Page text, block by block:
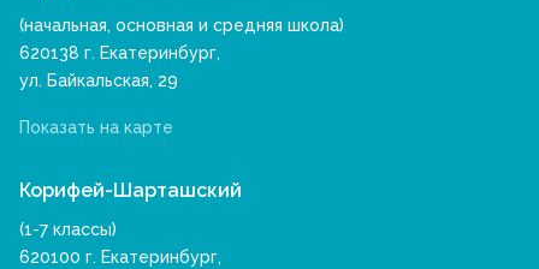
(начальная, основная и средняя школа)
620138 г. Екатеринбург,
ул. Байкальская, 29
Показать на карте
Корифей-Шарташский
(1-7 классы)
620100 г. Екатеринбург,